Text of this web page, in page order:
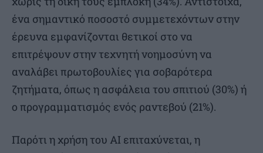
ένα σημαντικό ποσοστό συμμετεχόντων στην
έρευνα εμφανίζονται θετικοί στο να
επιτρέψουν στην τεχνητή νοημοσύνη να
αναλάβει πρωτοβουλίες για σοβαρότερα
ζητήματα, όπως η ασφάλεια του σπιτιού (30%) ή
ο προγραμματισμός ενός ραντεβού (21%).
Παρότι η χρήση του AI επιταχύνεται, η